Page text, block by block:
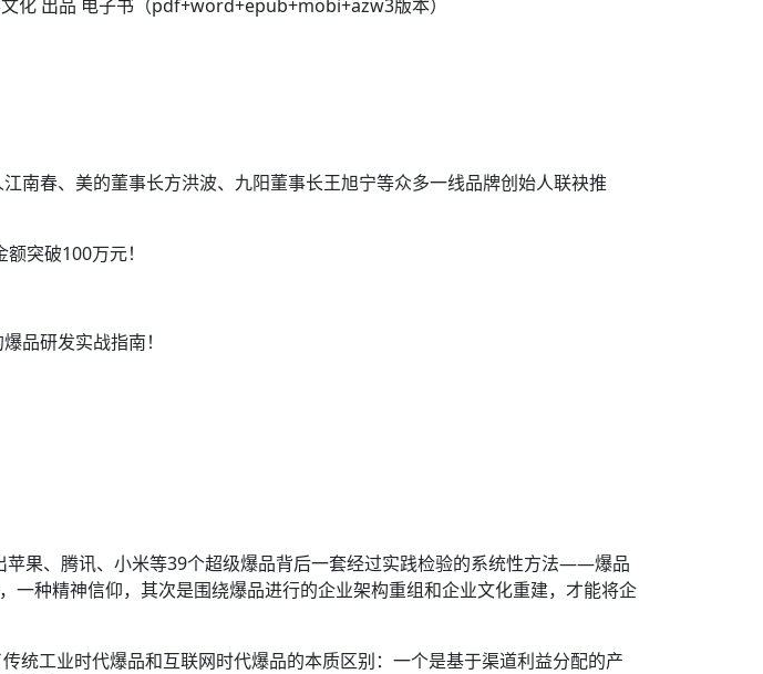
化 出品 电子书（pdf+word+epub+mobi+azw3版本）
春、美的董事长方洪波、九阳董事长王旭宁等众多一线品牌创始人联袂推
突破100万元！
品研发实战指南！
果、腾讯、小米等39个超级爆品背后一套经过实践检验的系统性方法——爆品
一种精神信仰，其次是围绕爆品进行的企业架构重组和企业文化重建，才能将企
统工业时代爆品和互联网时代爆品的本质区别：一个是基于渠道利益分配的产